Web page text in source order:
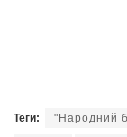
Теги: "Народний